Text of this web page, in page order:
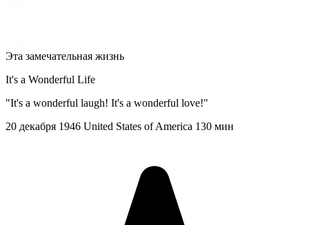
Эта замечательная жизнь
It's a Wonderful Life
"It's a wonderful laugh! It's a wonderful love!"
20 декабря 1946 United States of America 130 мин